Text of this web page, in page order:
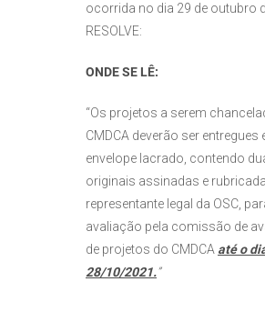
ocorrida no dia 29 de outubro
RESOLVE:
ONDE SE LÊ:
“Os projetos a serem
CMDCA deverão ser entregues
envelope lacrado, contendo
originais assinadas e
representante legal da OSC,
avaliação pela comissão de
de projetos do CMDCA até o
28/10/2021.”